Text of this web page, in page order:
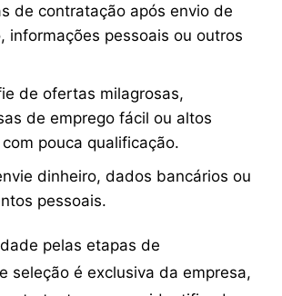
de contratação após envio de
informações pessoais ou outros
de ofertas milagrosas,
de emprego fácil ou altos
pouca qualificação.
dinheiro, dados bancários ou
pessoais.
pelas etapas de
seleção é exclusiva da empresa,